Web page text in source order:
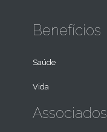
Benefícios
Saúde
Vida
Associados